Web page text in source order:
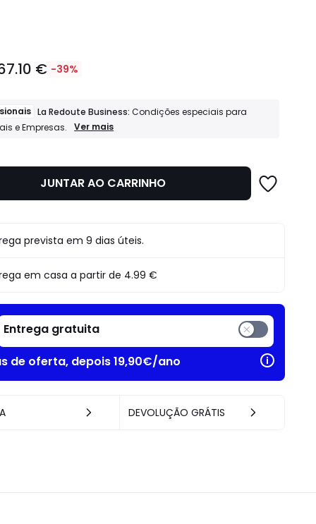
€ -39%
La Redoute Business:Condições especiais para
e Empresas.
Profissionais
especiais
para
Empresas.
Ver mais
JUNTAR AO CARRINHO
prevista em 9 dias úteis.
em casa a partir de 4.99 €
Entrega gratuita
de oferta, depois 19,90€/ano
DEVOLUÇÃO GRÁTIS